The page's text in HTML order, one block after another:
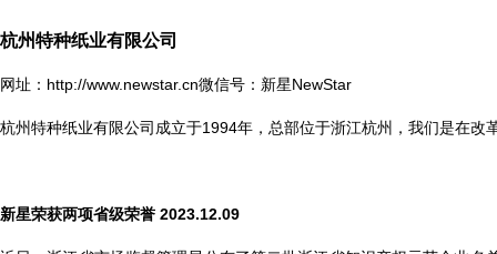
杭州特种纸业有限公司
网址： http://www.newstar.cn微信号：新星NewStar
杭州特种纸业有限公司成立于1994年，总部位于浙江杭州，我们是在
新星荣获两项省级荣誉 2023.12.09